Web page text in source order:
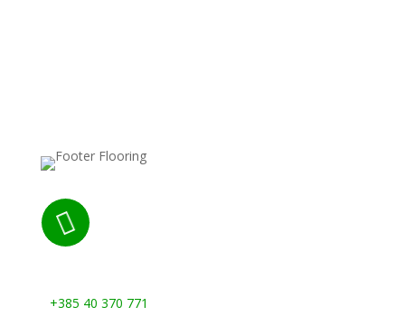

+385 40 370 771